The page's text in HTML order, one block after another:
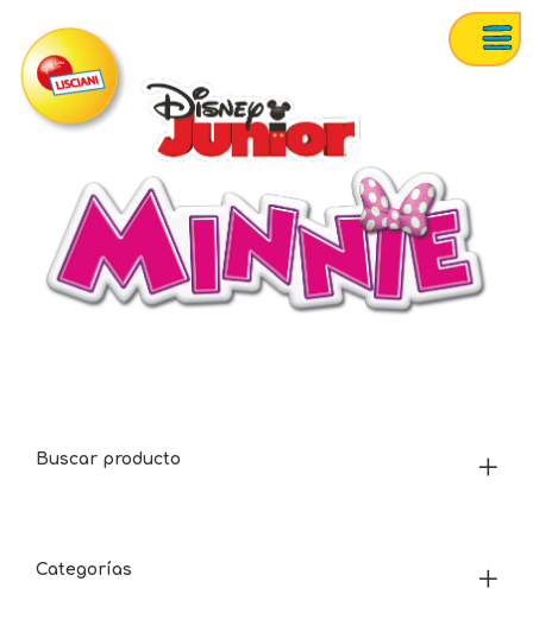
Buscar producto
Categorías